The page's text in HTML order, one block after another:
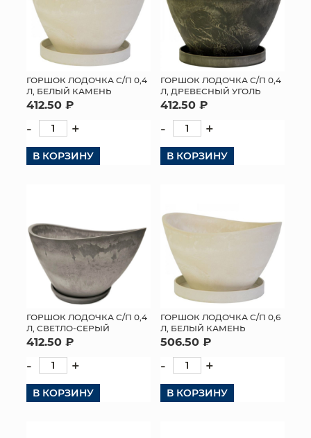
ГОРШОК ЛОДОЧКА С/П 0,4
Л, БЕЛЫЙ КАМЕНЬ
412.50 ₽
- +
В КОРЗИНУ
ГОРШОК ЛОДОЧКА С/П 0,4
Л, ДРЕВЕСНЫЙ УГОЛЬ
412.50 ₽
- +
В КОРЗИНУ
ГОРШОК ЛОДОЧКА С/П 0,4
Л, СВЕТЛО-СЕРЫЙ
412.50 ₽
- +
В КОРЗИНУ
ГОРШОК ЛОДОЧКА С/П 0,6
Л, БЕЛЫЙ КАМЕНЬ
506.50 ₽
- +
В КОРЗИНУ